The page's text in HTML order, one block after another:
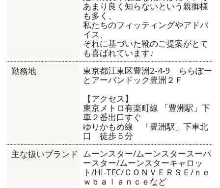
あまり良く知らないという親御様
も多く、
私たちのフィッティングやアドバ
イス、
それに基づいた靴のご提案がとて
も喜ばれています♪
勤務地
東京都江東区豊洲2-4-9 ららぽー
とアーバンドック豊洲２Ｆ
【アクセス】
東京メトロ有楽町線 「豊洲駅」下
車２番出口すぐ
ゆりかもめ線 「豊洲駅」下車北
口 徒歩５分
主な扱いブランド ムーンスター/ムーンスタースーパ
ースター/ムーンスターキャロッ
ト/HI-TEC/ＣＯＮＶＥＲＳＥ/ｎｅ
ｗｂａｌａｎｃｅなど